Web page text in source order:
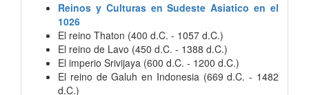
Reinos y Culturas en Sudeste Asiatico en el
1026
El reino Thaton (400 d.C. - 1057 d.C.)
El reino de Lavo (450 d.C. - 1388 d.C.)
El imperio Srivijaya (600 d.C. - 1200 d.C.)
El reino de Galuh en Indonesia (669 d.C. - 1482
d.C.)